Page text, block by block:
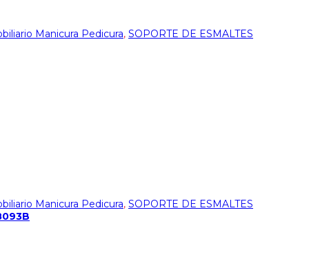
Manicura Pedicura, SOPORTE DE ESMALTES
Manicura Pedicura, SOPORTE DE ESMALTES